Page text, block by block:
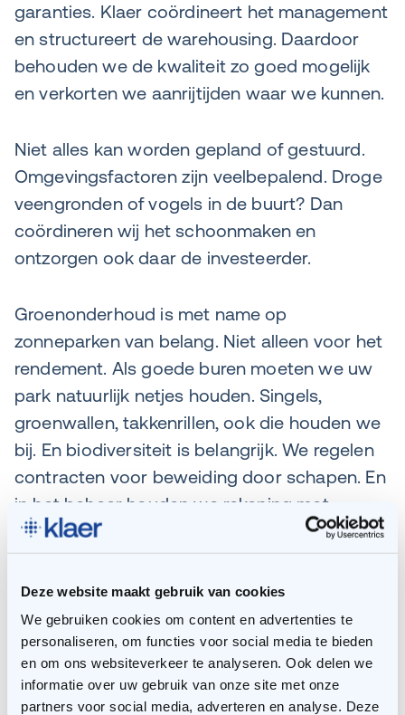
Deze website maakt gebruik van cookies
We gebruiken cookies om content en advertenties te
personaliseren, om functies voor social media te bieden
en om ons websiteverkeer te analyseren. Ook delen we
informatie over uw gebruik van onze site met onze
partners voor social media, adverteren en analyse. Deze
garanties. Klaer coördineert het management
en structureert de warehousing. Daardoor
behouden we de kwaliteit zo goed mogelijk
en verkorten we aanrijtijden waar we kunnen.
Niet alles kan worden gepland of gestuurd.
Omgevingsfactoren zijn veelbepalend. Droge
veengronden of vogels in de buurt? Dan
coördineren wij het schoonmaken en
ontzorgen ook daar de investeerder.
Groenonderhoud is met name op
zonneparken van belang. Niet alleen voor het
rendement. Als goede buren moeten we uw
park natuurlijk netjes houden. Singels,
groenwallen, takkenrillen, ook die houden we
bij. En biodiversiteit is belangrijk. We regelen
contracten voor beweiding door schapen. En
in het beheer houden we rekening met
variëteiten in begroeiing en toegankelijkheid
voor dieren, zoals klein wild.